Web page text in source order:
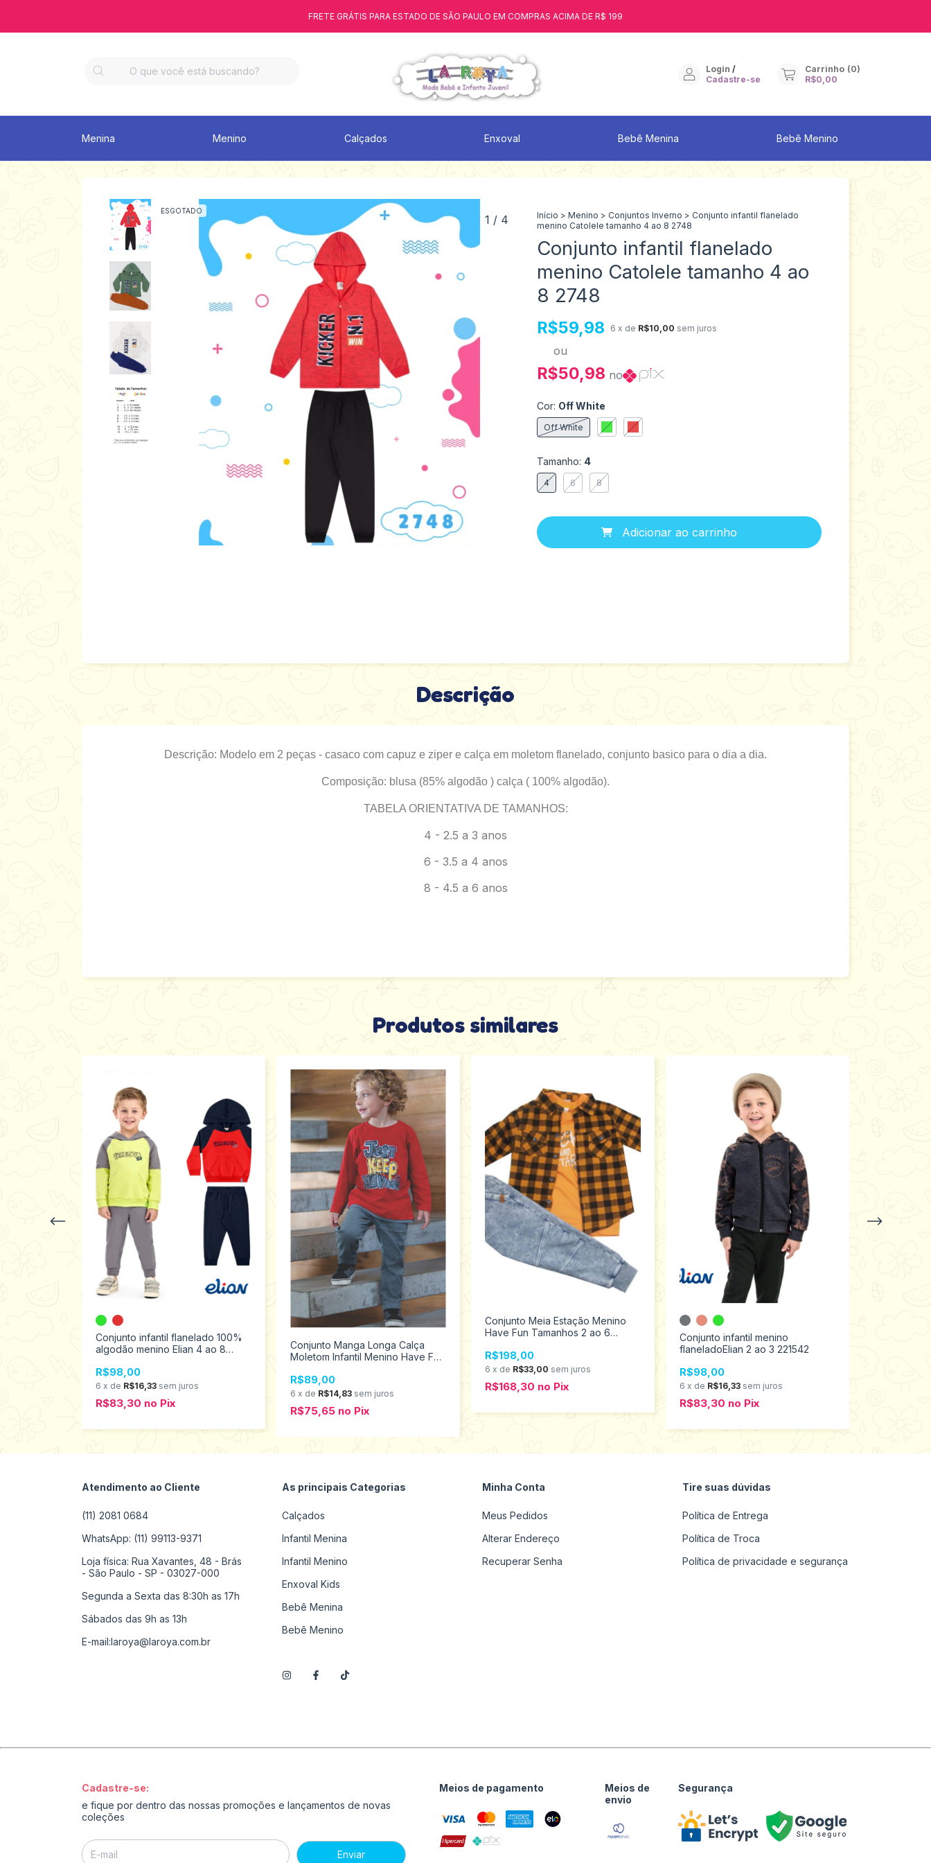
FRETE GRÁTIS PARA ESTADO DE SÃO PAULO EM COMPRAS ACIMA DE R$ 199
Login /
Cadastre-se
Carrinho (0)
R$0,00
Menina Menino Calçados Enxoval Bebê Menina Bebê Menino
ESGOTADO
1 / 4 Início > Menino > Conjuntos Inverno > Conjunto infantil flanelado
menino Catolele tamanho 4 ao 8 2748
Conjunto infantil flanelado
menino Catolele tamanho 4 ao
8 2748
R$59,98 6 x de R$10,00 sem juros
ou
R$50,98 no
Cor: Off White
Off White
Tamanho: 4
4 6 8
Descrição
Descrição: Modelo em 2 peças - casaco com capuz e ziper e calça em moletom flanelado, conjunto basico para o dia a dia.
Composição: blusa (85% algodão ) calça ( 100% algodão).
TABELA ORIENTATIVA DE TAMANHOS:
4 - 2.5 a 3 anos
6 - 3.5 a 4 anos
8 - 4.5 a 6 anos
Produtos similares
Conjunto infantil flanelado 100%
algodão menino Elian 4 ao 8
R$98,00
6 x de R$16,33 sem juros
R$83,30 no Pix
Conjunto Manga Longa Calça
Moletom Infantil Menino Have Fun
R$89,00
6 x de R$14,83 sem juros
R$75,65 no Pix
Conjunto Meia Estação Menino
Have Fun Tamanhos 2 ao 6
R$198,00
6 x de R$33,00 sem juros
R$168,30 no Pix
Conjunto infantil menino
flaneladoElian 2 ao 3 221542
R$98,00
6 x de R$16,33 sem juros
R$83,30 no Pix
Atendimento ao Cliente
(11) 2081 0684
WhatsApp: (11) 99113-9371
Loja física: Rua Xavantes, 48 - Brás
- São Paulo - SP - 03027-000
Segunda a Sexta das 8:30h as 17h
Sábados das 9h as 13h
E-mail:laroya@laroya.com.br
As principais Categorias
Calçados
Infantil Menina
Infantil Menino
Enxoval Kids
Bebê Menina
Bebê Menino
Minha Conta
Meus Pedidos
Alterar Endereço
Recuperar Senha
Tire suas dúvidas
Política de Entrega
Política de Troca
Política de privacidade e segurança
Cadastre-se:
e fique por dentro das nossas promoções e lançamentos de novas
coleções
Meios de pagamento
Meios de
envio
Segurança